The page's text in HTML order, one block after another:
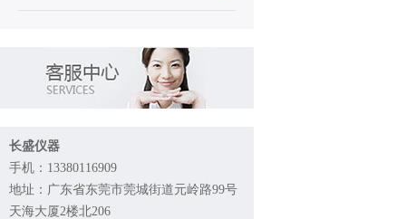
长盛仪器
手机：13380116909
地址：广东省东莞市莞城街道元岭路99号
天海大厦2楼北206